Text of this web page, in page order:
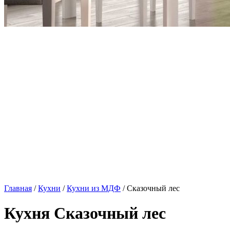
Главная /Кухни /Кухни из МДФ / Сказочный лес
Кухня Сказочный лес